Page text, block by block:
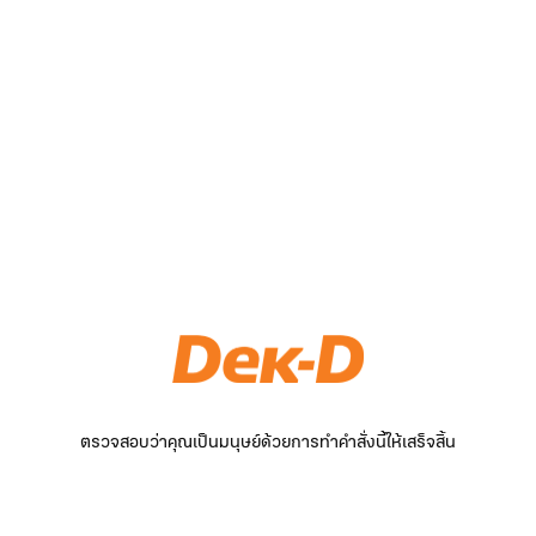
ตรวจสอบว่าคุณเป็นมนุษย์ด้วยการทำคำสั่งนี้ให้เสร็จสิ้น